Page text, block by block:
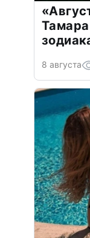
Тамара
8 августа